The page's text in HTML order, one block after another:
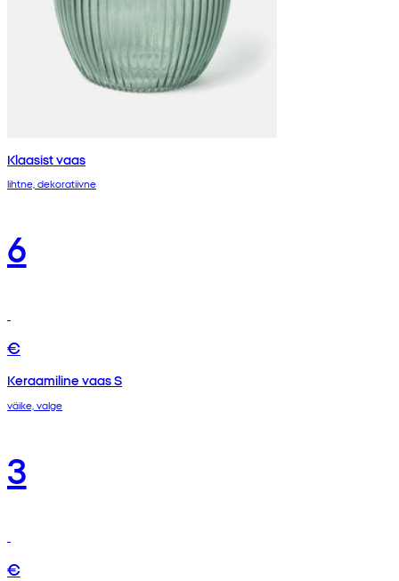
Klaasist vaas
lihtne, dekoratiivne
6
€
Keraamiline vaas S
väike, valge
3
€